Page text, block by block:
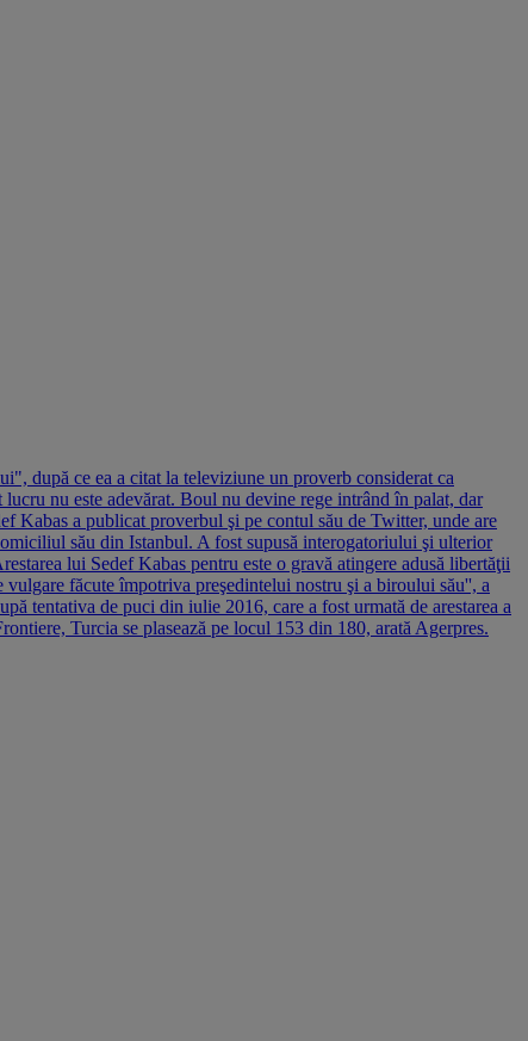
după ce ea a citat la televiziune un proverb considerat ca
nu este adevărat. Boul nu devine rege intrând în palat, dar
Kabas a publicat proverbul şi pe contul său de Twitter, unde are
său din Istanbul. A fost supusă interogatoriului şi ulterior
lui Sedef Kabas pentru este o gravă atingere adusă libertăţii
făcute împotriva preşedintelui nostru şi a biroului său'', a
tentativa de puci din iulie 2016, care a fost urmată de arestarea a
Turcia se plasează pe locul 153 din 180, arată Agerpres.